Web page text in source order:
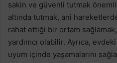
sakin ve güvenli tutmak
altında tutmak, ani
rahat ettiği bir ortam
yardımcı olabilir. Ayrıca,
uyum içinde yaşamalarını